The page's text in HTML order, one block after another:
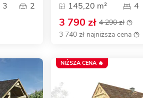
3 2
145,20 m²
4
3 790 zł 4 290 zł
3 740 zł najniższa cena
NIŻSZA CENA 🔥